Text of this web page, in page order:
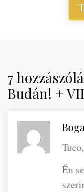
7
Budán! +
Tuco,
Én